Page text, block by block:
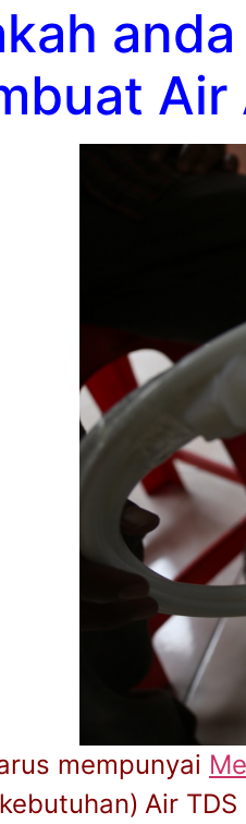
mempunyai
Air